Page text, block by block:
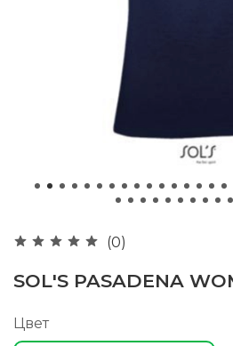
(0)
SOL'S PASADENA
Цвет